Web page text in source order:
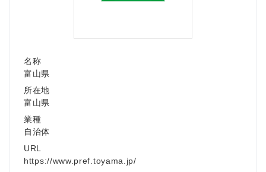
名称
富山県
所在地
富山県
業種
自治体
URL
https://www.pref.toyama.jp/